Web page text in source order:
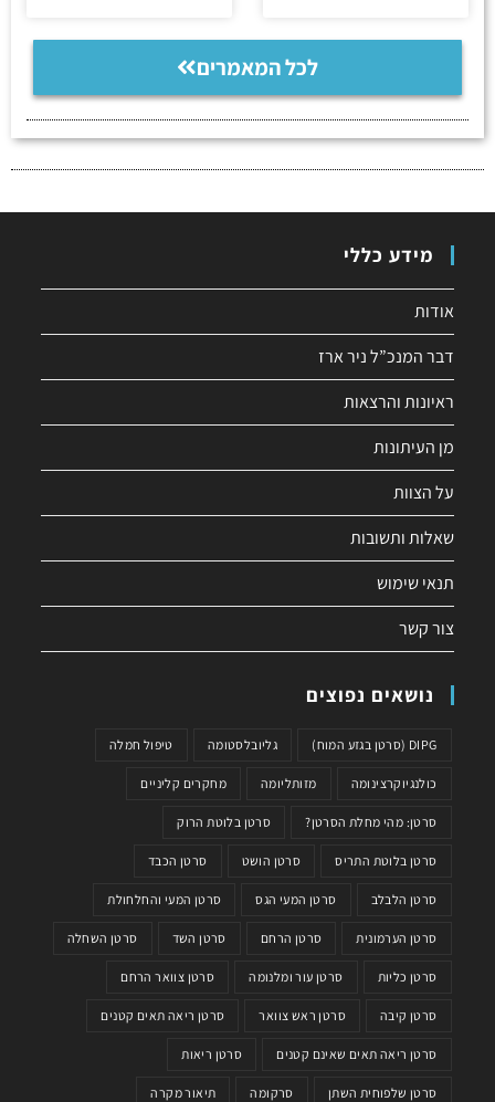
לכל המאמרים
מידע כללי
אודות
דבר המנכ”ל ניר ארז
ראיונות והרצאות
מן העיתונות
על הצוות
שאלות ותשובות
תנאי שימוש
צור קשר
נושאים נפוצים
DIPG (סרטן בגזע המוח) גליובלסטומה טיפול חמלה
כולנגיוקרצינומה מזותליומה מחקרים קליניים
סרטן: מהי מחלת הסרטן? סרטן בלוטת הרוק
סרטן בלוטת התריס סרטן הושט סרטן הכבד
סרטן הלבלב סרטן המעי הגס סרטן המעי והחלחולת
סרטן הערמונית סרטן הרחם סרטן השד סרטן השחלה
סרטן כליות סרטן עור ומלנומה סרטן צוואר הרחם
סרטן קיבה סרטן ראש צוואר סרטן ריאה תאים קטנים
סרטן ריאה תאים שאינם קטנים סרטן ריאות
סרטן שלפוחית השתן סרקומה תיאור מקרה